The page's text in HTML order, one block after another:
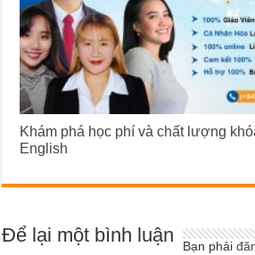
Khám phá học phí và chất lượng
English
Để lại một bình luận Bạn phải